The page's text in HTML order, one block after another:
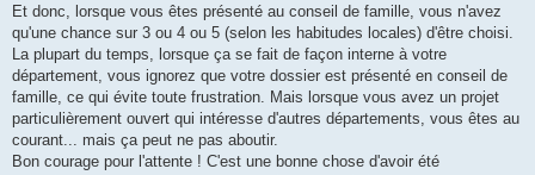
n
o
l
u
Et donc, lorsque vous êtes présenté au conseil de famille, vous n'avez
qu'une chance sur 3 ou 4 ou 5 (selon les habitudes locales) d'être choisi.
La plupart du temps, lorsque ça se fait de façon interne à votre
département, vous ignorez que votre dossier est présenté en conseil de
famille, ce qui évite toute frustration. Mais lorsque vous avez un projet
particulièrement ouvert qui intéresse d'autres départements, vous êtes au
courant... mais ça peut ne pas aboutir.
Bon courage pour l'attente ! C'est une bonne chose d'avoir été